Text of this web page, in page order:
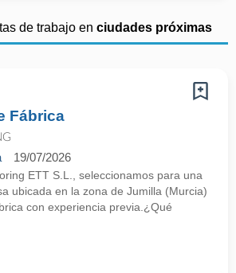
de trabajo en ciudades próximas
Fábrica
19/07/2026
ETT S.L., seleccionamos para una
ubicada en la zona de Jumilla (Murcia)
con experiencia previa.¿Qué